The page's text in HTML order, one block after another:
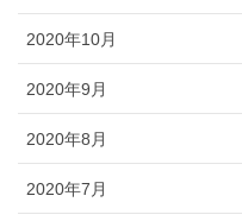
2020年10月
2020年9月
2020年8月
2020年7月